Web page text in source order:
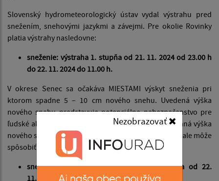
Nezobrazovať
Slovenský hydrometeorologický ústav vydal výstrahu pred
snežením, snehovými jazykmi a závejmi. Pre okolie Rovinky
platia výstrahy nasledovne:
sneženie: výstraha 1. stupňa od 21. 11. 2024 od 23.00 h
do 22. 11. 2024 do 11.00 h.
V okrese Senec sa očakáva MIESTAMI výskyt sneženia pri
ktorom spadne 5 – 10 cm nového snehu. Uvedená výška
nového snehu predstavuje potenciálne nebezpečenstvo pre
ľudské aktivity (dopravu a pohyb osôb). Predpokladaná výška
nového snehu je v danej ročnej dobe a oblasti bežná, ale môže
spôsobiť škody menšieho rozsahu.
snehové jazyky a záveje: výstraha 1. stupňa od 22.
11. 2024 od 00.00 h do 22. 11. 2024 do 18.00 h.